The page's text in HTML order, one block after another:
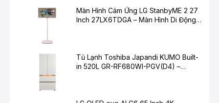
Màn Hình Cảm Ứng LG StanbyME 2 27
Inch 27LX6TDGA – Màn Hình Di Động
Tủ Lạnh Toshiba Japandi KUMO Built-
in 520L GR-RF680WI-PGV(D4) –